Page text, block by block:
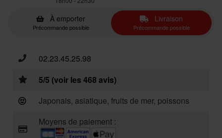
À emporter
Précommande possible
Livraison
Précommande possible
02.23.45.25.98
5/5 (voir les 468 avis)
Japonais, asiatique, fruits de mer, poissons
Moyens de paiement :